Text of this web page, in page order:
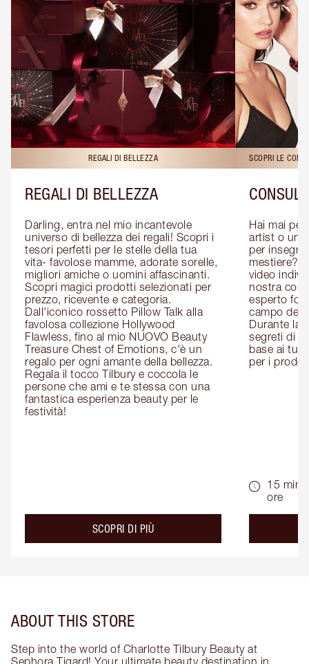
REGALI DI BELLEZZA
REGALI DI BELLEZZA
Darling, entra nel mio incantevole
universo di bellezza dei regali! Scopri i
tesori perfetti per le stelle della tua
vita- favolose mamme, adorate sorelle,
migliori amiche o uomini affascinanti.
Scopri magici prodotti selezionati per
prezzo, ricevente e categoria.
Dall'iconico rossetto Pillow Talk alla
favolosa collezione Hollywood
Flawless, fino al mio NUOVO Beauty
Treasure Chest of Emotions, c'è un
regalo per ogni amante della bellezza.
Regala il tocco Tilbury e coccola le
persone che ami e te stessa con una
fantastica esperienza beauty per le
festività!
SCOPRI DI PIÙabout the
SCOPRI LE
Hai mai
artist o un
per
mestiere?
video
nostra
esperto
campo del
Durante la
segreti di
base ai
per i
15 min
ore
ABOUT THIS STORE
Step into the world of Charlotte Tilbury Beauty at